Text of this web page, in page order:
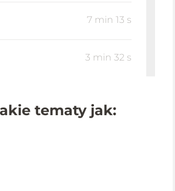
7 min 13 s
3 min 32 s
tematy jak: